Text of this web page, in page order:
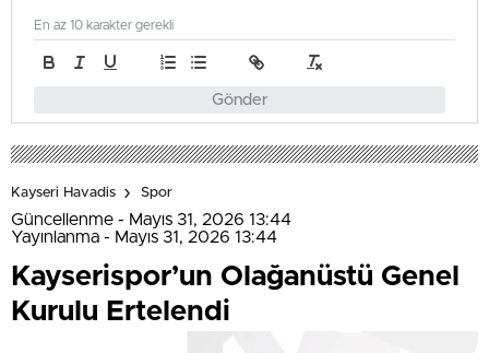
Gönder
En az 10 karakter gerekli
Kayseri Havadis Spor
Güncellenme - Mayıs 31, 2026 13:44
Yayınlanma - Mayıs 31, 2026 13:44
Kayserispor’un Olağanüstü Genel
Kurulu Ertelendi